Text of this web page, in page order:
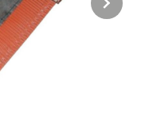
Next